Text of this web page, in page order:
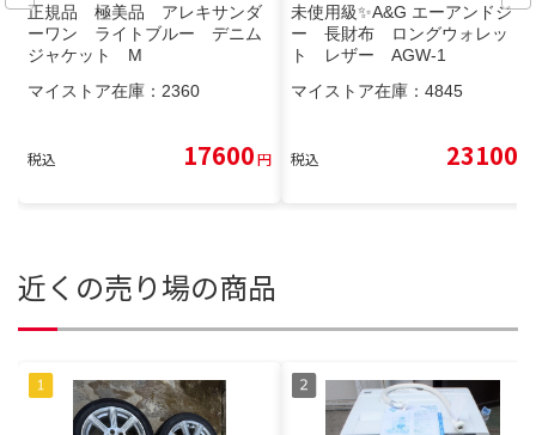
正規品 極美品 アレキサンダ
ーワン ライトブルー デニム
ジャケット M
マイストア在庫： 2360
税込 17600円
未使用級✨A&G エーアンドジ
ー 長財布 ロングウォレッ
ト レザー AGW-1
マイストア在庫： 4845
税込 23100
近くの売り場の商品